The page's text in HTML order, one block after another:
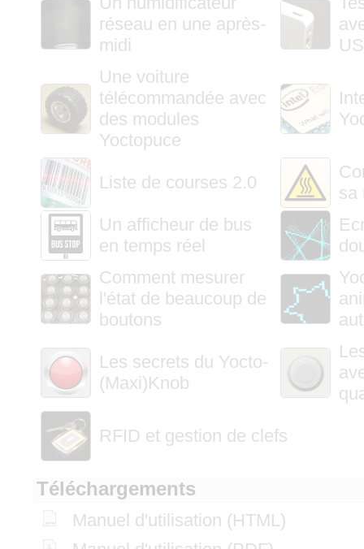
réseau en une après-
midi
Une voiture
télécommandée avec
des modules
Yoctopuce
Liste de courses 2.0
sa
Un afficheur de bus
en temps réel
Comment mesurer
l'état de beaucoup de
boutons
Les secrets du Yocto-
(Maxi)Knob
RFID et gestion de clefs
Téléchargements
Manuel d'utilisation (HTML)